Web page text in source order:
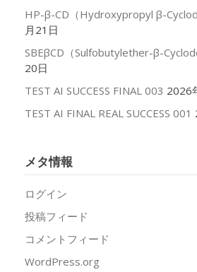
HP-β-CD（Hydroxypropyl β-
月21日
SBEβCD（Sulfobutylether-β-
20日
TEST AI SUCCESS FINAL 003 2026
TEST AI FINAL REAL SUCCESS 001
メタ情報
ログイン
投稿フィード
コメントフィード
WordPress.org